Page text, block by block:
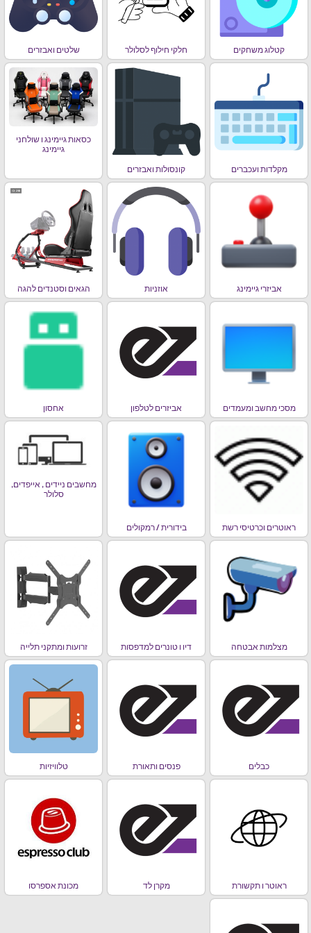
קטלוג משחקים חלקי חילוף לסלולר שלטים ואבזרים
מקלדות ועכברים קונסולות ואבזרים
כסאות גיימינג ו שולחני
גיימינג
אביזרי גיימינג אוזניות הגאים וסטנדים להגה
מסכי מחשב ומעמדים אביזרים לטלפון אחסון
ראוטרים וכרטיסי רשת בידורית / רמקולים
מחשבים ניידים , אייפדים,
סלולר
מצלמות אבטחה דיו ו טונרים למדפסות זרועות ומתקני תלייה
כבלים פנסים ותאורת טלוויזיות
ראוטר ו תקשורת מקרן לד מכונת אספרסו